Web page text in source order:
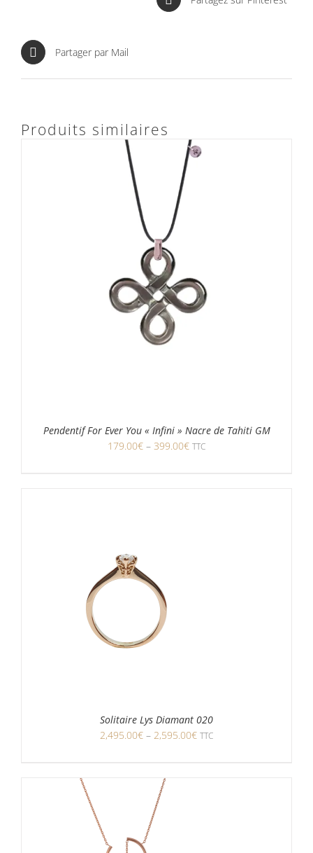
Partager par Mail
Produits similaires
Pendentif For Ever You « Infini » Nacre de Tahiti GM
179.00€ – 399.00€ TTC
Solitaire Lys Diamant 020
2,495.00€ – 2,595.00€ TTC